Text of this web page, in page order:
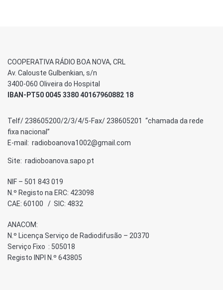
COOPERATIVA RÁDIO BOA NOVA, CRL
Av. Calouste Gulbenkian, s/n
3400-060 Oliveira do Hospital
IBAN-PT50 0045 3380 40167960882 18
Telf/ 238605200/2/3/4/5-Fax/ 238605201 “chamada da rede
fixa nacional”
E-mail: radioboanova1002@gmail.com
Site: radioboanova.sapo.pt
NIF – 501 843 019
N.º Registo na ERC: 423098
CAE: 60100 / SIC: 4832
ANACOM:
N.º Licença Serviço de Radiodifusão – 20370
Serviço Fixo : 505018
Registo INPI N.º 643805